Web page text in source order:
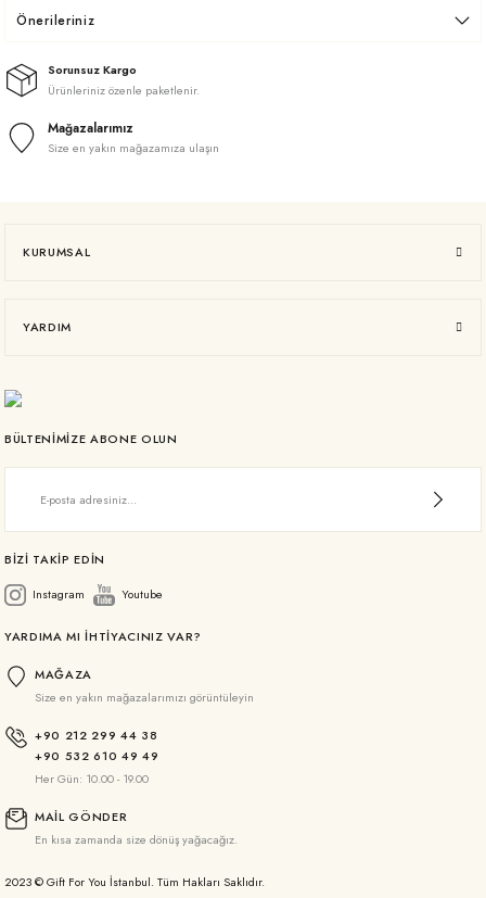
Önerileriniz
Sorunsuz Kargo
Ürünleriniz özenle paketlenir.
Mağazalarımız
Size en yakın mağazamıza ulaşın
KURUMSAL
YARDIM
BÜLTENİMİZE ABONE OLUN
BİZİ TAKİP EDİN
Instagram
Youtube
YARDIMA MI İHTİYACINIZ VAR?
MAĞAZA
Size en yakın mağazalarımızı görüntüleyin
+90 212 299 44 38
+90 532 610 49 49
Her Gün: 10.00 - 19.00
MAİL GÖNDER
En kısa zamanda size dönüş yağacağız.
2023 © Gift For You İstanbul. Tüm Hakları Saklıdır.